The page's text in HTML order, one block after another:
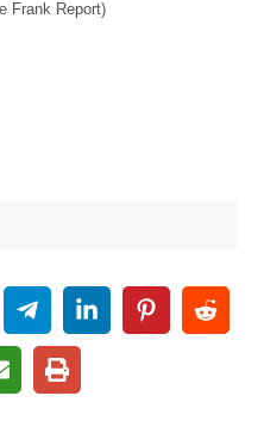
Frank Report)